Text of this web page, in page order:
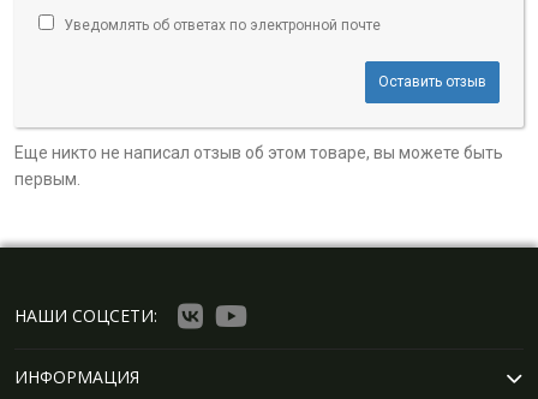
Уведомлять об ответах по электронной почте
Оставить отзыв
Еще никто не написал отзыв об этом товаре, вы можете быть
первым.
НАШИ СОЦСЕТИ:
ИНФОРМАЦИЯ